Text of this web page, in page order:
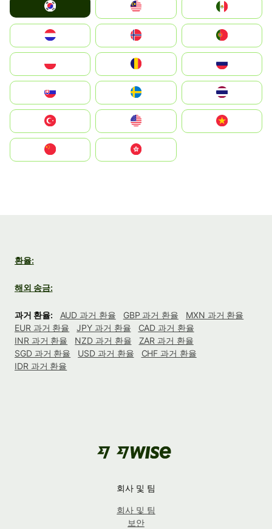
South Korea
United States
中國香港特別行政區
환율:
해외 송금:
과거 환율: AUD 과거 환율 GBP 과거 환율
MXN 과거 환율
EUR 과거 환율
JPY 과거 환율
CAD 과거 환율
INR 과거 환율
NZD 과거 환율
ZAR 과거 환율
SGD 과거 환율
USD 과거 환율
CHF 과거 환율
IDR 과거 환율
회사 및 팀
회사 및 팀
보안